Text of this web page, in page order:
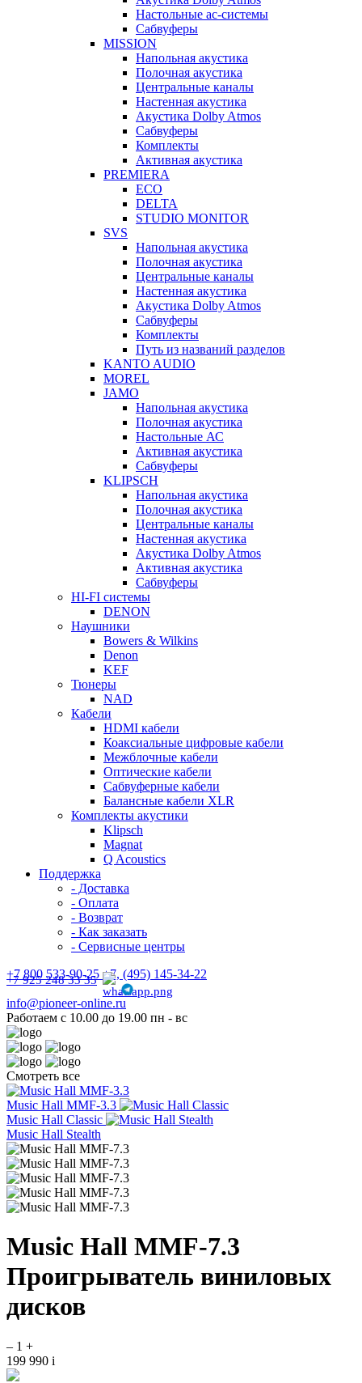
Настольные ас-системы
Сабвуферы
MISSION
Напольная акустика
Полочная акустика
Центральные каналы
Настенная акустика
Акустика Dolby Atmos
Сабвуферы
Комплекты
Активная акустика
PREMIERA
ECO
DELTA
STUDIO MONITOR
SVS
Напольная акустика
Полочная акустика
Центральные каналы
Настенная акустика
Акустика Dolby Atmos
Сабвуферы
Комплекты
Путь из названий разделов
KANTO AUDIO
MOREL
JAMO
Напольная акустика
Полочная акустика
Настольные АС
Активная акустика
Сабвуферы
KLIPSCH
Напольная акустика
Полочная акустика
Центральные каналы
Настенная акустика
Акустика Dolby Atmos
Активная акустика
Сабвуферы
HI-FI системы
DENON
Наушники
Bowers & Wilkins
Denon
KEF
Тюнеры
NAD
Кабели
HDMI кабели
Коаксиальные цифровые кабели
Межблочные кабели
Оптические кабели
Сабвуферные кабели
Балансные кабели XLR
Комплекты акустики
Klipsch
Magnat
Q Acoustics
Поддержка
- Доставка
- Оплата
- Возврат
- Как заказать
- Сервисные центры
+7 800 533-90-25 +7, (495) 145-34-22
+7 925 248 33 35
info@pioneer-online.ru
Работаем с 10.00 до 19.00 пн - вс
Смотреть все
Music Hall MMF-3.3
Music Hall Classic
Music Hall Stealth
Music Hall MMF-7.3
Проигрыватель виниловых
дисков
– 1 +
199 990 i